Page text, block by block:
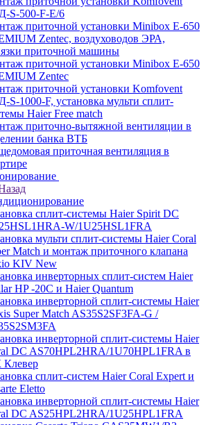
S-500-F-E/6
приточной установки Minibox E-650
Zentec, воздуховодов ЭРА,
приточной машины
приточной установки Minibox E-650
Zentec
приточной установки Komfovent
S-1000-F, установка мульти сплит-
Haier Free match
приточно-вытяжной вентиляции в
банка ВТБ
приточная вентиляция в
сплит-системы Haier Spirit DC
W/1U25HSL1FRA
мульти сплит-системы Haier Coral
Match и монтаж приточного клапана
KIV New
инверторных сплит-систем Haier
HP -20С и Haier Quantum
инверторной сплит-системы Haier
Super Match AS35S2SF3FA-G /
инверторной сплит-системы Haier
DC AS70HPL2HRA/1U70HPL1FRA в
сплит-систем Haier Coral Expert и
Eletto
инверторной сплит-системы Haier
DC AS25HPL2HRA/1U25HPL1FRA